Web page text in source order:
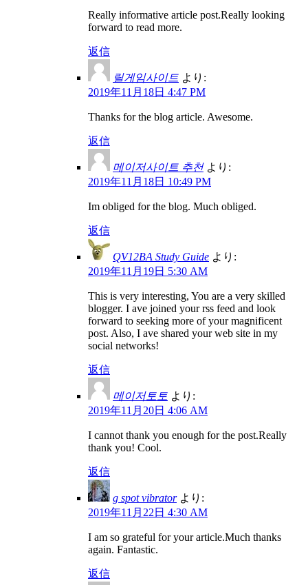
Really informative article post.Really looking
forward to read more.
返信
릴게임사이트 より:
2019年11月18日 4:47 PM
Thanks for the blog article. Awesome.
返信
메이저사이트 추천 より:
2019年11月18日 10:49 PM
Im obliged for the blog. Much obliged.
返信
QV12BA Study Guide より:
2019年11月19日 5:30 AM
This is very interesting, You are a very skilled
blogger. I ave joined your rss feed and look
forward to seeking more of your magnificent
post. Also, I ave shared your web site in my
social networks!
返信
메이저토토 より:
2019年11月20日 4:06 AM
I cannot thank you enough for the post.Really
thank you! Cool.
返信
g spot vibrator より:
2019年11月22日 4:30 AM
I am so grateful for your article.Much thanks
again. Fantastic.
返信